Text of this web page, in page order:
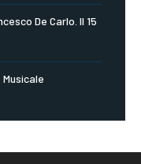
De Carlo. Il 15